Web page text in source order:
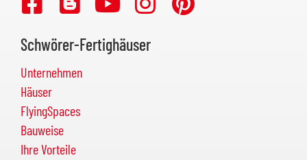
Schwörer-Fertighäuser
Unternehmen
Häuser
FlyingSpaces
Bauweise
Ihre Vorteile